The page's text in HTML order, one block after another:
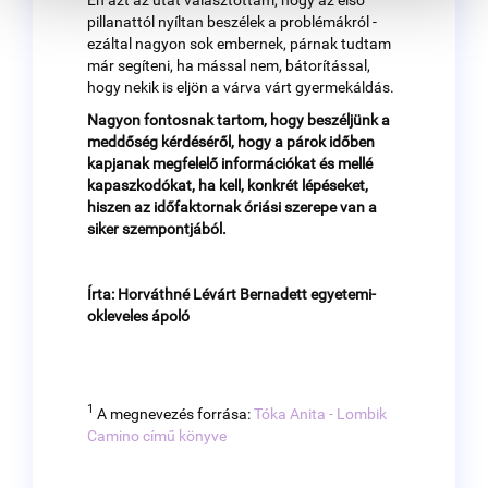
pillanattól nyíltan beszélek a problémákról -
ezáltal nagyon sok embernek, párnak tudtam
már segíteni, ha mással nem, bátorítással,
hogy nekik is eljön a várva várt gyermekáldás.
Nagyon fontosnak tartom, hogy beszéljünk a
meddőség kérdéséről, hogy a párok időben
kapjanak megfelelő információkat és mellé
kapaszkodókat, ha kell, konkrét lépéseket,
hiszen az időfaktornak óriási szerepe van a
siker szempontjából.
Írta: Horváthné Lévárt Bernadett egyetemi-
okleveles ápoló
1 A megnevezés forrása:Tóka Anita - Lombik
Camino című könyve